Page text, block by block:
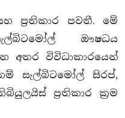
ප්‍රතිකාර පවතී. මේ
ඖෂධය
අතර විවිධාකාරයෙන්
සැල්බිටමෝල් සිරප්,
ප්‍රතිකාර ක්‍රම